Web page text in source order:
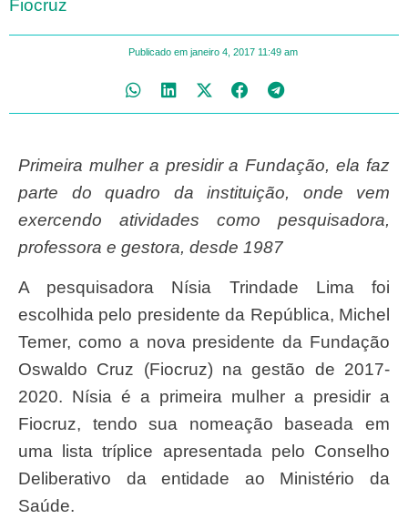
Fiocruz
Publicado em janeiro 4, 2017 11:49 am
Primeira mulher a presidir a Fundação, ela faz
parte do quadro da instituição, onde vem
exercendo atividades como pesquisadora,
professora e gestora, desde 1987
A pesquisadora Nísia Trindade Lima foi
escolhida pelo presidente da República, Michel
Temer, como a nova presidente da Fundação
Oswaldo Cruz (Fiocruz) na gestão de 2017-
2020. Nísia é a primeira mulher a presidir a
Fiocruz, tendo sua nomeação baseada em
uma lista tríplice apresentada pelo Conselho
Deliberativo da entidade ao Ministério da
Saúde.